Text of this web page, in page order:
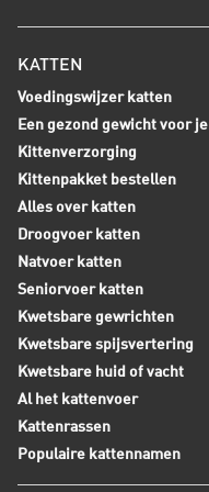
KATTEN
Voedingswijzer katten
Een gezond gewicht voor
Kittenverzorging
Kittenpakket bestellen
Alles over katten
Droogvoer katten
Natvoer katten
Seniorvoer katten
Kwetsbare gewrichten
Kwetsbare spijsvertering
Kwetsbare huid of vacht
Al het kattenvoer
Kattenrassen
Populaire kattennamen